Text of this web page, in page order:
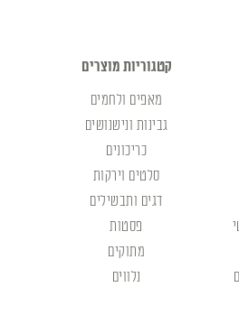
קטגוריות מוצרים
מאפים ולחמים
גבינות ונישנושים
כריכונים
סלטים וירקות
דגים ותבשילים
פסטות
מתוקים
נלווים